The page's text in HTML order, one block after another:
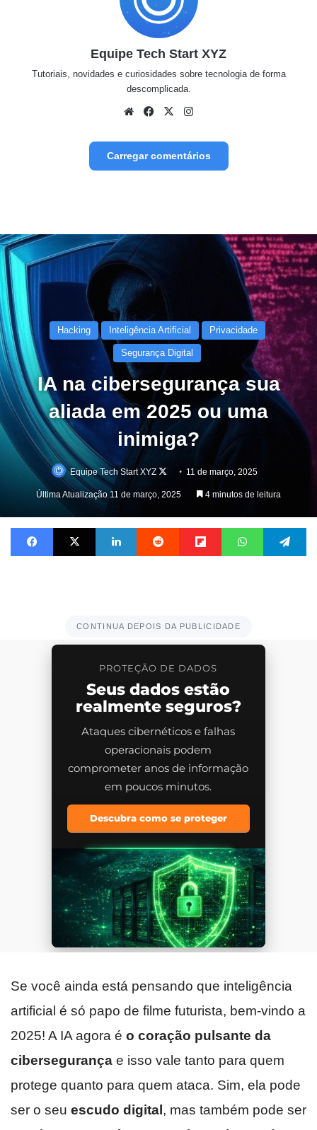
Equipe Tech Start XYZ
Tutoriais, novidades e curiosidades sobre tecnologia de forma
descomplicada.
WebsiteFacebook
X
Carregar comentários